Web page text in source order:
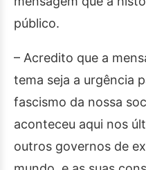
público.
– Acredito que a
tema seja a urgência
fascismo da nossa
aconteceu aqui nos
outros governos de